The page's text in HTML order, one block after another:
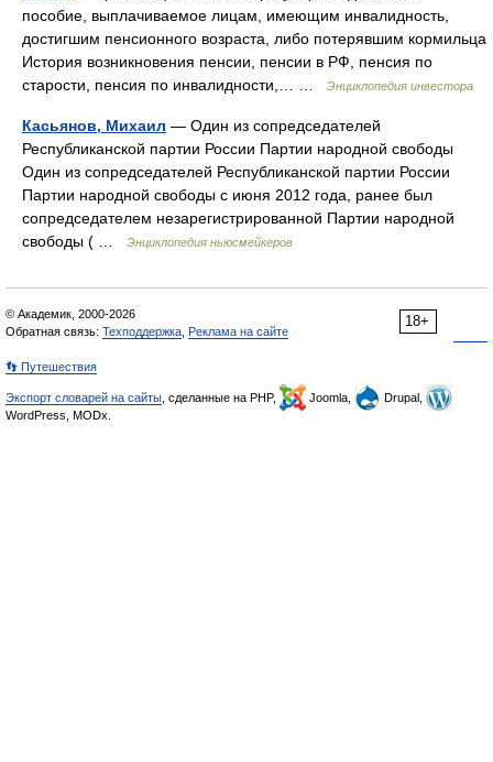
пособие, выплачиваемое лицам, имеющим инвалидность,
достигшим пенсионного возраста, либо потерявшим кормильца
История возникновения пенсии, пенсии в РФ, пенсия по
старости, пенсия по инвалидности,… …
Энциклопедия инвестора
Касьянов, Михаил — Один из сопредседателей
Республиканской партии России Партии народной свободы
Один из сопредседателей Республиканской партии России
Партии народной свободы с июня 2012 года, ранее был
сопредседателем незарегистрированной Партии народной
свободы ( …
Энциклопедия ньюсмейкеров
18+
© Академик, 2000-2026
Обратная связь: Техподдержка Реклама на сайте
👣 Путешествия
Экспорт словарей на сайты , сделанные на PHP, Joomla,
Drupal,
WordPress, MODx.